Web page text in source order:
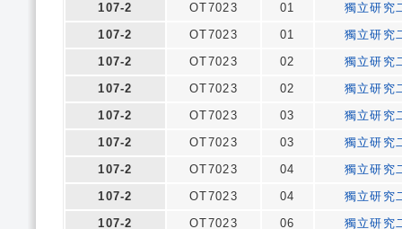
107-2
OT7023 01
獨立研究
107-2
OT7023 01
獨立研究
107-2
OT7023 02
獨立研究
107-2
OT7023 02
獨立研究
107-2
OT7023 03
獨立研究
107-2
OT7023 03
獨立研究
107-2
OT7023 04
獨立研究
107-2
OT7023 04
獨立研究
107-2
OT7023 06
獨立研究